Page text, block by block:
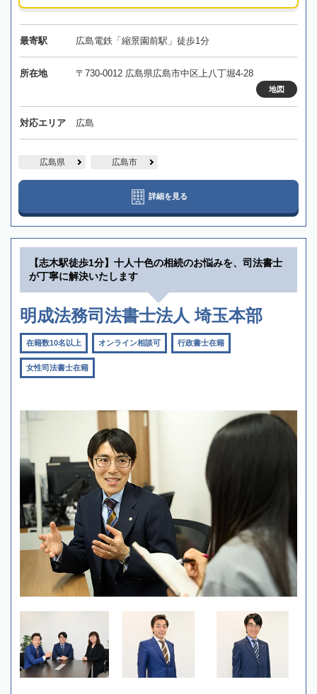
最寄駅 広島電鉄「縮景園前駅」徒歩1分
所在地 〒730-0012 広島県広島市中区上八丁堀4-28
地図
対応エリア 広島
広島県 広島市
詳細を見る
【志木駅徒歩1分】十人十色の相続のお悩みを、司法書士
が丁寧に解決いたします
明成法務司法書士法人 埼玉本部
在籍数10名以上 オンライン相談可 行政書士在籍
女性司法書士在籍